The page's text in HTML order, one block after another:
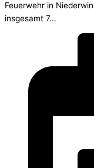
Feuerwehr in
insgesamt 7...